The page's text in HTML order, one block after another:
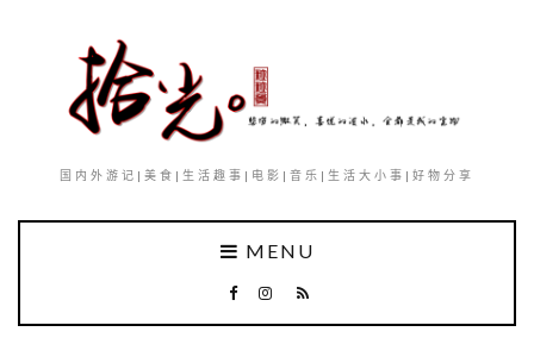
国内外游记|美食|生活趣事|电影|音乐|生活大小事|好物分享
MENU